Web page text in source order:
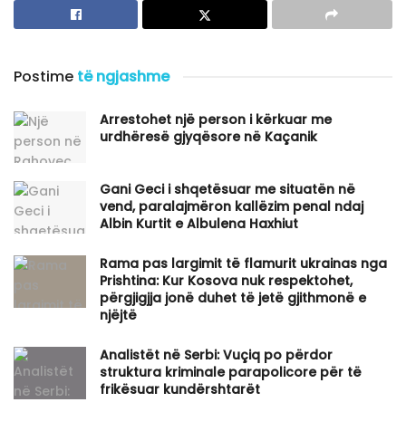
Postime të ngjashme
Arrestohet një person i kërkuar me
urdhëresë gjyqësore në Kaçanik
Gani Geci i shqetësuar me situatën në
vend, paralajmëron kallëzim penal ndaj
Albin Kurtit e Albulena Haxhiut
Rama pas largimit të flamurit ukrainas nga
Prishtina: Kur Kosova nuk respektohet,
përgjigjja jonë duhet të jetë gjithmonë e
njëjtë
Analistët në Serbi: Vuçiq po përdor
struktura kriminale parapolicore për të
frikësuar kundërshtarët